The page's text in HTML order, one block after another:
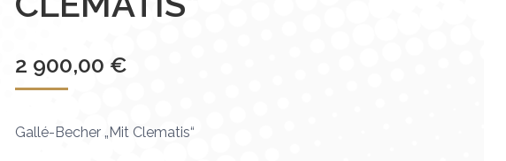
2 900,00 €
Gallé-Becher „Mit Clematis“